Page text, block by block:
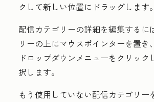
クして新しい位置にドラッグします。
配信カテゴリーの詳細を編集するに
リーの上にマウスポインターを置き
ドロップダウンメニューをクリック
択します。
もう使用していない配信カテゴリー